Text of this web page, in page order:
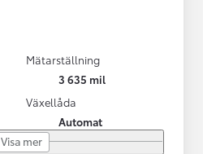
Mätarställning
3 635 mil
Växellåda
Automat
Visa mer